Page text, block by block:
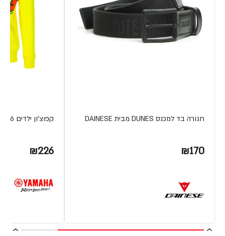
חגורה בד למכנס DUNES מבית DAINESE
₪170
קפוצ'ון ילדים THE DOCTOR 46
₪226